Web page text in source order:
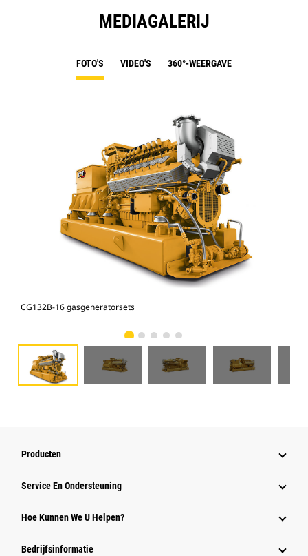
MEDIAGALERIJ
FOTO'S VIDEO'S 360°-WEERGAVE
CG132B-16 gasgeneratorsets
Producten
Service En Ondersteuning
Hoe Kunnen We U Helpen?
Bedrijfsinformatie